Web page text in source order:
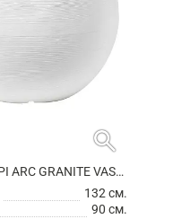
search
КАШПО CAPI ARC GRANITE VASE BALL WHITE
132 см.
90 см.